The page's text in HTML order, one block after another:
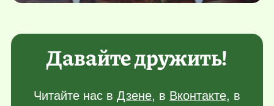
Давайте дружить!
Читайте нас в Дзене, в Вконтакте, в